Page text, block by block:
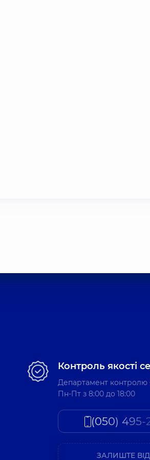
Контроль якості
Департамент контролю
Пн-Пт з 8:00 до 18:00
(050) 495-
ЗАЛИШТЕ